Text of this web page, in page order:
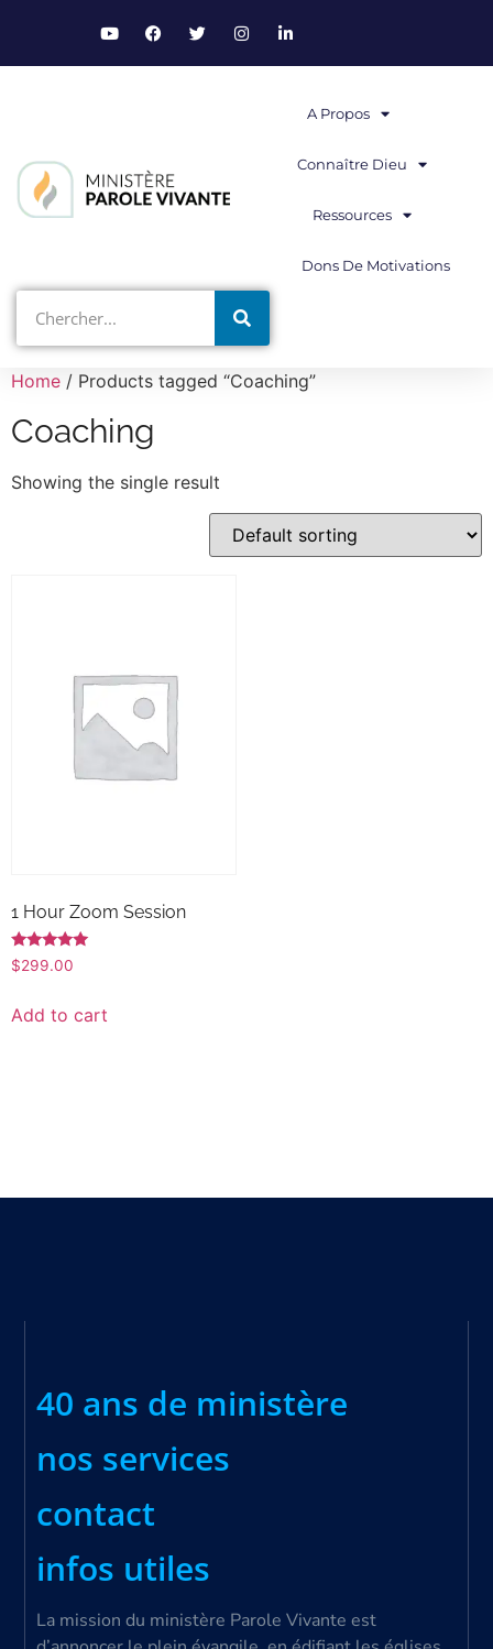
A Propos
Connaître Dieu
Ressources
Dons De Motivations
Home / Products tagged “Coaching”
Coaching
Showing the single result
1 Hour Zoom Session
Rated
5.00
$299.00
Add to cart
40 ans de ministère
nos services
contact
infos utiles
La mission du ministère Parole Vivante est